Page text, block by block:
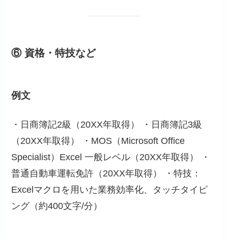
⑥ 資格・特技など
例文
・日商簿記2級（20XX年取得） ・日商簿記3級
（20XX年取得） ・MOS（Microsoft Office
Specialist）Excel 一般レベル（20XX年取得） ・
普通自動車運転免許（20XX年取得） ・特技：
Excelマクロを用いた業務効率化、タッチタイピ
ング（約400文字/分）